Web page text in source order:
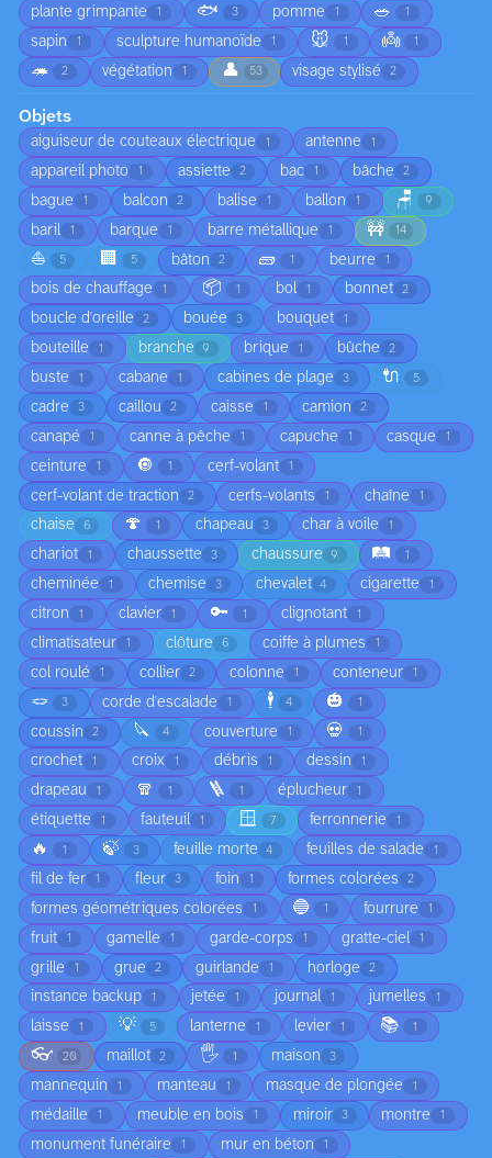
plante grimpante 1 🐟 3 pomme 1 🥗 1
sapin 1 sculpture humanoïde 1 🐭 1 👼 1
🦔 2 végétation 1 👤 53 visage stylisé 2
Objets
aiguiseur de couteaux électrique 1 antenne 1
appareil photo 1 assiette 2 bac 1 bâche 2
bague 1 balcon 2 balise 1 ballon 1 🪑 9
baril 1 barque 1 barre métallique 1 🚧 14
⛵ 5 🏢 5 bâton 2 🧱 1 beurre 1
bois de chauffage 1 📦 1 bol 1 bonnet 2
boucle d'oreille 2 bouée 3 bouquet 1
bouteille 1 branche 9 brique 1 bûche 2
buste 1 cabane 1 cabines de plage 3 🔌 5
cadre 3 caillou 2 caisse 1 camion 2
canapé 1 canne à pêche 1 capuche 1 casque 1
ceinture 1 🔘 1 cerf-volant 1
cerf-volant de traction 2 cerfs-volants 1 chaîne 1
chaise 6 🍄 1 chapeau 3 char à voile 1
chariot 1 chaussette 3 chaussure 9 🛤️ 1
cheminée 1 chemise 3 chevalet 4 cigarette 1
citron 1 clavier 1 🔑 1 clignotant 1
climatisateur 1 clôture 6 coiffe à plumes 1
col roulé 1 collier 2 colonne 1 conteneur 1
🪢 3 corde d'escalade 1 🕴️ 4 🎃 1
coussin 2 🔪 4 couverture 1 💀 1
crochet 1 croix 1 débris 1 dessin 1
drapeau 1 🧣 1 🪜 1 éplucheur 1
étiquette 1 fauteuil 1 🪟 7 ferronnerie 1
🔥 1 🍃 3 feuille morte 4 feuilles de salade 1
fil de fer 1 fleur 3 foin 1 formes colorées 2
formes géométriques colorées 1 🔵 1 fourrure 1
fruit 1 gamelle 1 garde-corps 1 gratte-ciel 1
grille 1 grue 2 guirlande 1 horloge 2
instance backup 1 jetée 1 journal 1 jumelles 1
laisse 1 💡 5 lanterne 1 levier 1 📚 1
👓 20 maillot 2 🖐️ 1 maison 3
mannequin 1 manteau 1 masque de plongée 1
médaille 1 meuble en bois 1 miroir 3 montre 1
monument funéraire 1 mur en béton 1